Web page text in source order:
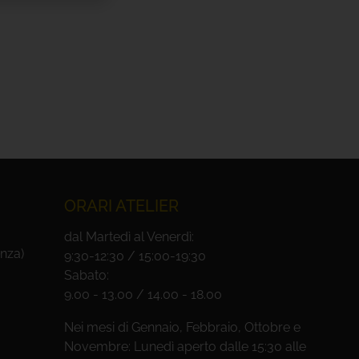
ORARI ATELIER
dal Martedì al Venerdì:
9:30-12:30 / 15:00-19:30
Sabato:
9.00 - 13.00 / 14.00 - 18.00
Nei mesi di Gennaio, Febbraio, Ottobre e
Novembre: Lunedì aperto dalle 15:30 alle